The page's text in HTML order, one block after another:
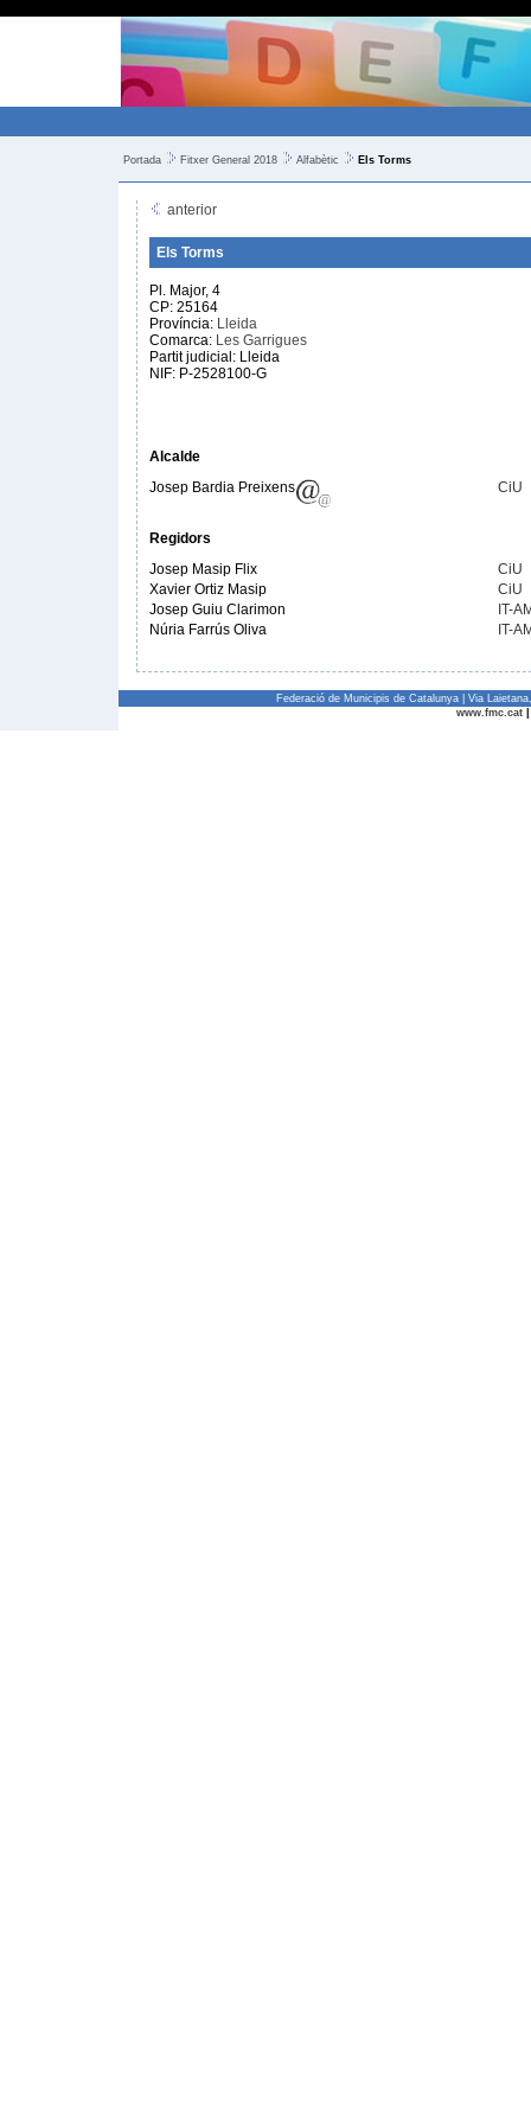
Portada Fitxer General 2018 Alfabètic Els Torms
anterior
Els Torms
Pl. Major, 4
CP: 25164
Província: Lleida
Comarca: Les Garrigues
Partit judicial: Lleida
NIF: P-2528100-G
Alcalde
Josep Bardia Preixens
CiU
Regidors
Josep Masip Flix
CiU
Xavier Ortiz Masip
CiU
Josep Guiu Clarimon
IT-
Núria Farrús Oliva
IT-
Federació de Municipis de Catalunya | Via
www.fmc.cat